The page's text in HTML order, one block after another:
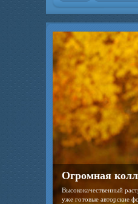
Огромная
Высококачественный
уже готовые авторские